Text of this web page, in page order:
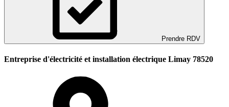
Prendre RDV
Entreprise d'électricité et installation électrique Limay 78520